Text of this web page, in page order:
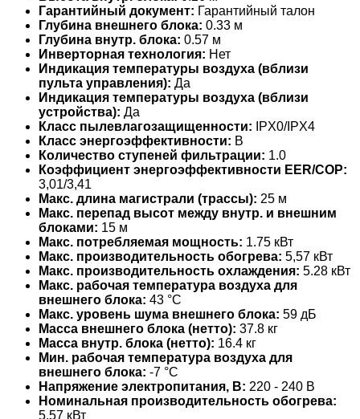
Гарантийный документ: Гарантийный талон
Глубина внешнего блока: 0.33 м
Глубина внутр. блока: 0.57 м
Инверторная технология: Нет
Индикация температуры воздуха (вблизи
пульта управления): Да
Индикация температуры воздуха (вблизи
устройства): Да
Класс пылевлагозащищенности: IPX0/IPX4
Класс энергоэффективности: B
Количество ступеней фильтрации: 1.0
Коэффициент энергоэффективности EER/COP:
3,01/3,41
Макс. длина магистрали (трассы): 25 м
Макс. перепад высот между внутр. и внешним
блоками: 15 м
Макс. потребляемая мощность: 1.75 кВт
Макс. производительность обогрева: 5,57 кВт
Макс. производительность охлаждения: 5.28 кВт
Макс. рабочая температура воздуха для
внешнего блока: 43 °С
Макс. уровень шума внешнего блока: 59 дБ
Масса внешнего блока (нетто): 37.8 кг
Масса внутр. блока (нетто): 16.4 кг
Мин. рабочая температура воздуха для
внешнего блока: -7 °С
Напряжение электропитания, В: 220 - 240 В
Номинальная производительность обогрева:
5.57 кВт